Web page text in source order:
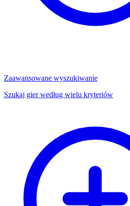
Zaawansowane wyszukiwanie
Szukaj gier według wielu kryteriów